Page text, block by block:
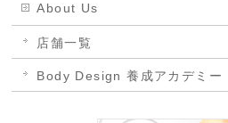
About Us
店舗一覧
Body Design 養成アカデミー